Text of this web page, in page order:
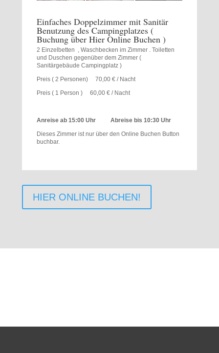
Einfaches Doppelzimmer mit Sanitär
Benutzung des Campingplatzes (
Buchung über Hier Online Buchen )
2 Einzelbetten , Waschbecken im Zimmer . Toiletten
und Duschen gegenüber dem Zimmer (
Sanitärgebäude Campingplatz )
Preis ( 2 Personen) 70,00 € / Nacht
Preis ( 1 Person ) 60,00 € / Nacht
Anreise ab 15:00 Uhr Abreise bis 10:30 Uhr
Dieses Zimmer ist nur über den Online Buchen Button
buchbar.
HIER ONLINE BUCHEN!